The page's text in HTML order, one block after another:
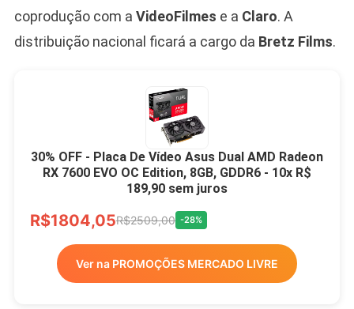
coprodução com a VideoFilmes e a Claro. A
distribuição nacional ficará a cargo da Bretz Films.
30% OFF - Placa De Vídeo Asus Dual AMD Radeon
RX 7600 EVO OC Edition, 8GB, GDDR6 - 10x R$
189,90 sem juros
R$1804,05R$2509,00 -28%
Ver na PROMOÇÕES MERCADO LIVRE